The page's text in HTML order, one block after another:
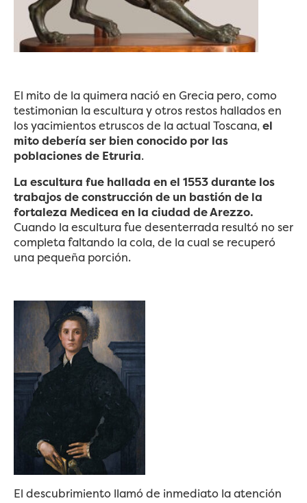
El mito de la quimera nació en Grecia pero, como
testimonian la escultura y otros restos hallados en
los yacimientos etruscos de la actual Toscana,el
mito debería ser bien conocido por las
poblaciones de Etruria.
La escultura fue hallada en el 1553 durante los
trabajos de construcción de un bastión de la
fortaleza Medicea en la ciudad de Arezzo.
Cuando la escultura fue desenterrada resultó no ser
completa faltando la cola, de la cual se recuperó
una pequeña porción.
El descubrimiento llamó de inmediato la atención